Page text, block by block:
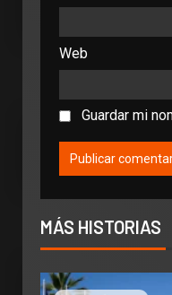
Web
Guardar mi
MÁS HISTORIAS